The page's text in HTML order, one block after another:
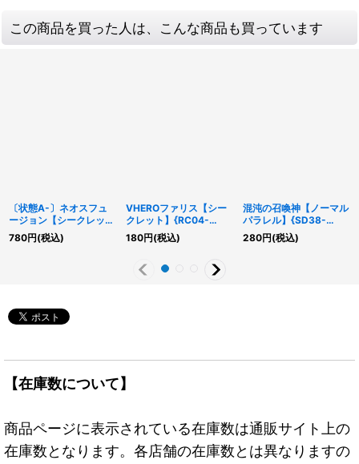
この商品を買った人は、こんな商品も買っています
〔状態A-〕ネオスフュ
ージョン【シークレッ
ト】{SAST-JP060}
《魔法》
780円(税込)
VHEROファリス【シー
クレット】{RC04-
JP004}《モンスター》
180円(税込)
混沌の召喚神【ノーマル
パラレル】{SD38-
JP004}《モンスター》
280円(税込)
【在庫数について】
商品ページに表示されている在庫数は通販サイト上の
在庫数となります。各店舗の在庫数とは異なりますの